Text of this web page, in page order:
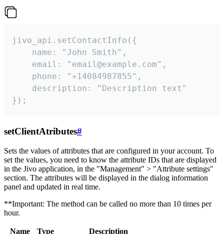
jivo_api.setContactInfo({
    name: "John Smith",
    email: "email@example.com",
    phone: "+14084987855",
    description: "Description text"
});
setClientAtributes#
Sets the values ​​of attributes that are configured in your account. To
set the values, you need to know the attribute IDs that are displayed
in the Jivo application, in the "Management" > "Attribute settings"
section. The attributes will be displayed in the dialog information
panel and updated in real time.
**Important: The method can be called no more than 10 times per
hour.
Name Type
Description